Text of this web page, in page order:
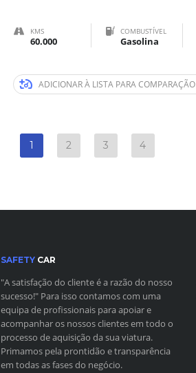
KMS
60.000
COMBUSTÍVEL
Gasolina
ADICIONAR À LISTA PARA COMPARAÇÃO
1 2 3 4
SAFETY CAR
"A satisfação do cliente é a razão do nosso
sucesso!" Para isso contamos com uma
equipa de profissionais para apoiar e
acompanhar os nossos clientes em todo o
processo de aquisição da sua viatura.
Primamos pela prontidão e transparência
em todas as fases do negócio.